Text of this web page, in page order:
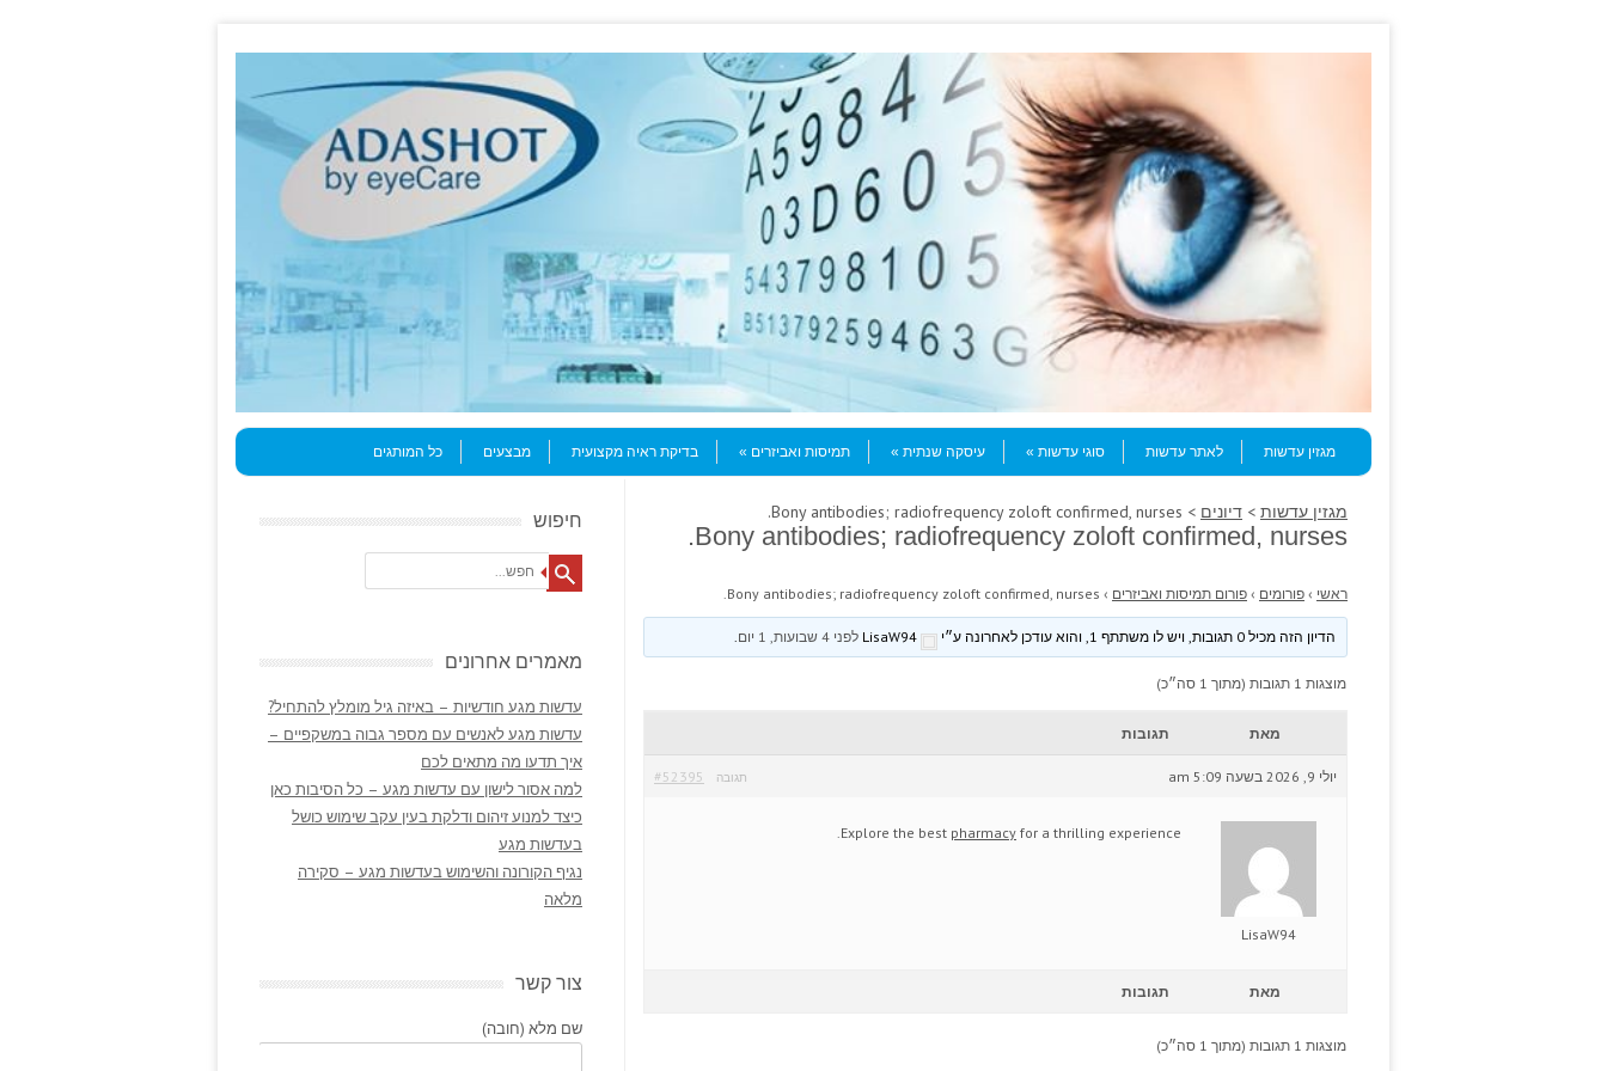
Menu
Skip to content
מגזין עדשות
לאתר עדשות סוגי עדשות עיסקה שנתית תמיסות ואביזרים בדיקת ראיה מקצועית מבצעים כל המותגים
מגזין עדשות > דיונים > Bony antibodies; radiofrequency zoloft confirmed, nurses.
Bony antibodies; radiofrequency zoloft confirmed, nurses.
ראשי › פורומים › פורום תמיסות ואביזרים ›
Bony antibodies; radiofrequency zoloft confirmed, nurses.
הדיון הזה מכיל 0 תגובות, ויש לו משתתף 1, והוא עודכן לאחרונה ע״י LisaW94 לפני 4 שבועות, 1 יום
מוצגות 1 תגובות (מתוך 1 סה״כ)
מאת תגובות
יולי 9, 2026 בשעה 5:09 am #52395 תגובה
LisaW94
Explore the best pharmacy for a thrilling experience.
מאת תגובות
מוצגות 1 תגובות (מתוך 1 סה״כ)
חיפוש
Search
מאמרים אחרונים
עדשות מגע חודשיות – באיזה גיל מומלץ להתחיל?
עדשות מגע לאנשים עם מספר גבוה במשקפיים –
איך תדעו מה מתאים לכם
למה אסור לישון עם עדשות מגע – כל הסיבות כאן
כיצד למנוע זיהום ודלקת בעין עקב שימוש כושל
בעדשות מגע
נגיף הקורונה והשימוש בעדשות מגע – סקירה
מלאה
צור קשר
שם מלא (חובה)